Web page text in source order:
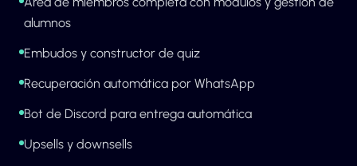
alumnos
Embudos y constructor de quiz
Recuperación automática por WhatsApp
Bot de Discord para entrega automática
Upsells y downsells